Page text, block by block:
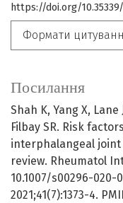
https://doi.org/
Формати
Посилання
Shah K, Yang X, Lane
Filbay SR. Risk
interphalangeal
review. Rheumatol
10.1007/s00296-
2021;41(7):1373-4.